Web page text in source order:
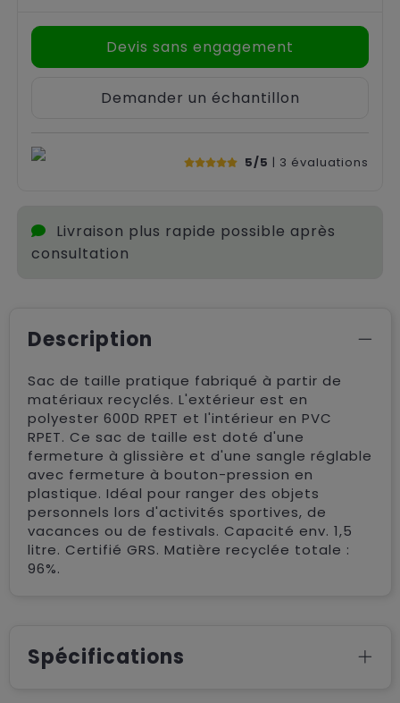
Devis sans engagement
Demander un échantillon
5/5 | 3 évaluations
Livraison plus rapide possible après
consultation
Description
Sac de taille pratique fabriqué à partir de
matériaux recyclés. L'extérieur est en
polyester 600D RPET et l'intérieur en PVC
RPET. Ce sac de taille est doté d'une
fermeture à glissière et d'une sangle réglable
avec fermeture à bouton-pression en
plastique. Idéal pour ranger des objets
personnels lors d'activités sportives, de
vacances ou de festivals. Capacité env. 1,5
litre. Certifié GRS. Matière recyclée totale :
96%.
Spécifications